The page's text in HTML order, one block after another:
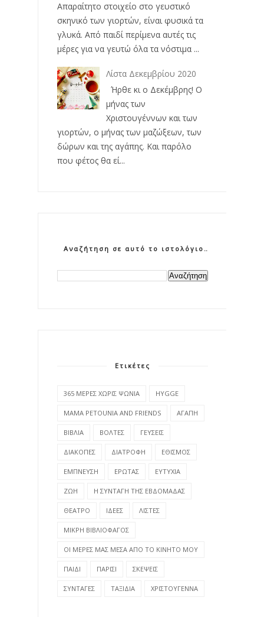
Απαραίτητο στοιχείο στο γευστικό
σκηνικό των γιορτών, είναι φυσικά τα
γλυκά. Από παιδί περίμενα αυτές τις
μέρες για να γευτώ όλα τα νόστιμα ...
Λίστα Δεκεμβρίου 2020
Ήρθε κι ο Δεκέμβρης! Ο
μήνας των
Χριστουγέννων και των
γιορτών, ο μήνας των μαζώξεων, των
δώρων και της αγάπης. Και παρόλο
που φέτος θα εί...
Αναζήτηση σε αυτό το ιστολόγιο
Ετικέτες
365 ΜΕΡΕΣ ΧΩΡΙΣ ΨΩΝΙΑ HYGGE
MAMA PETOUNIA AND FRIENDS ΑΓΑΠΗ
ΒΙΒΛΙΑ ΒΟΛΤΕΣ ΓΕΥΣΕΙΣ
ΔΙΑΚΟΠΕΣ ΔΙΑΤΡΟΦΗ ΕΘΙΣΜΟΣ
ΕΜΠΝΕΥΣΗ ΕΡΩΤΑΣ ΕΥΤΥΧΙΑ
ΖΩΗ Η ΣΥΝΤΑΓΗ ΤΗΣ ΕΒΔΟΜΑΔΑΣ
ΘΕΑΤΡΟ ΙΔΕΕΣ ΛΙΣΤΕΣ
ΜΙΚΡΗ ΒΙΒΛΙΟΦΑΓΟΣ
ΟΙ ΜΕΡΕΣ ΜΑΣ ΜΕΣΑ ΑΠΟ ΤΟ ΚΙΝΗΤΟ ΜΟΥ
ΠΑΙΔΙ ΠΑΡΙΣΙ ΣΚΕΨΕΙΣ
ΣΥΝΤΑΓΕΣ ΤΑΞΙΔΙΑ ΧΡΙΣΤΟΥΓΕΝΝΑ